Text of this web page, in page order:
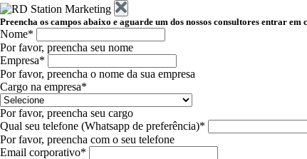
Preencha os campos abaixo e aguarde um dos nossos consultores entrar em
Nome*
Por favor, preencha seu nome
Empresa*
Por favor, preencha o nome da sua empresa
Cargo na empresa*
Por favor, preencha seu cargo
Qual seu telefone (Whatsapp de preferência)*
Por favor, preencha com o seu telefone
Email corporativo*